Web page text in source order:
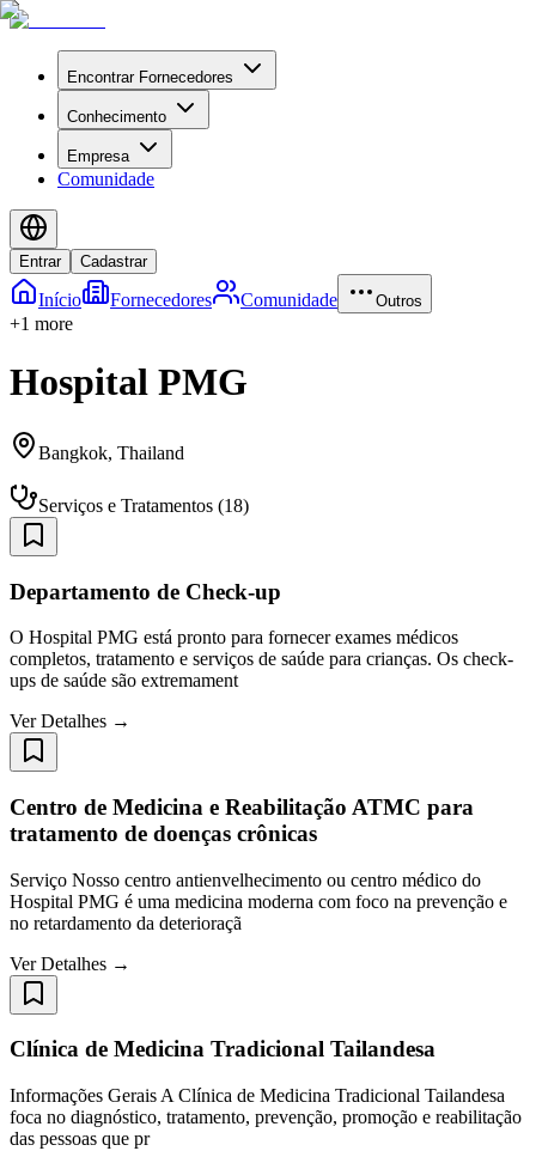
Encontrar Fornecedores
Conhecimento
Empresa
Comunidade
Entrar Cadastrar
Início Fornecedores Comunidade Outros
+1 more
Hospital PMG
Bangkok, Thailand
Serviços e Tratamentos (18)
Departamento de Check-up
O Hospital PMG está pronto para fornecer exames médicos
completos, tratamento e serviços de saúde para crianças. Os check-
ups de saúde são extremament
Ver Detalhes →
Centro de Medicina e Reabilitação ATMC para
tratamento de doenças crônicas
Serviço Nosso centro antienvelhecimento ou centro médico do
Hospital PMG é uma medicina moderna com foco na prevenção e
no retardamento da deterioraçã
Ver Detalhes →
Clínica de Medicina Tradicional Tailandesa
Informações Gerais A Clínica de Medicina Tradicional Tailandesa
foca no diagnóstico, tratamento, prevenção, promoção e reabilitação
das pessoas que pr